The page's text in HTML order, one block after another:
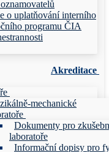
o uplatňování interního
programu ČIA
Akreditace
mechanické
Dokumenty pro
laboratoře
Informační dopisy pro